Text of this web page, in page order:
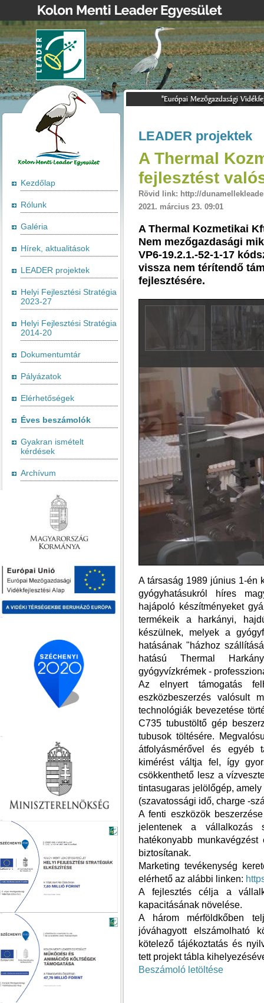
Kezdőlap
Rólunk
Galéria
Hírek, aktualitások
LEADER projektek
Helyi Fejlesztési Stratégia
2023-27
Helyi Fejlesztési Stratégia
2014-20
Dokumentumtár
Pályázatok
Elérhetőségek
Éves beszámolók
Gyakran ismételt
kérdések
Archívum
LEADER projektek
A Thermal
fejlesztést
Rövid link: http://
2021. március 23. 09:01
A Thermal Kozmetikai
Nem mezőgazdasági
VP6-19.2.1.-52-1-17
vissza nem térítendő
fejlesztésére.
A társaság 1989 június 1-én
gyógyhatásukról híres
hajápoló készítményeket
termékeik a harkányi,
készülnek, melyek a
hatásának "házhoz
hatású Thermal
gyógyvízkrémek -
Az elnyert támogatás
eszközbeszerzés valósult
technológiák bevezetése
C735 tubustöltő gép
tubusok töltésére.
átfolyásmérővel és egyéb
kimérést váltja fel, így
csökkenthető lesz a
tintasugaras jelölőgép,
(szavatossági idő, charge -
A fenti eszközök
jelentenek a vállalkozás
hatékonyabb
biztosítanak.
Marketing tevékenység
elérhető az alábbi linken:
A fejlesztés célja a
kapacitásának növelése.
A három mérföldkőben
jóváhagyott elszámolható
kötelező tájékoztatás és
tett projekt tábla
Beszámoló letöltése